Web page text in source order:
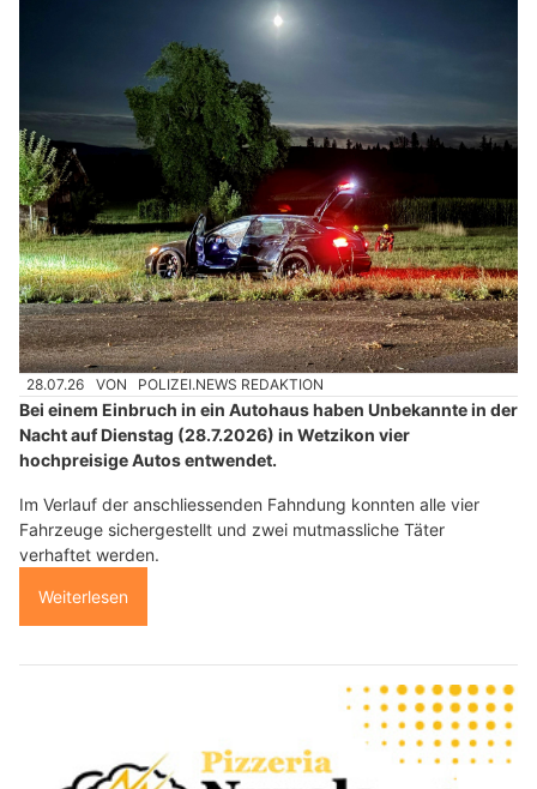
28.07.26 VON POLIZEI.NEWS REDAKTION
Bei einem Einbruch in ein Autohaus haben Unbekannte in der
Nacht auf Dienstag (28.7.2026) in Wetzikon vier
hochpreisige Autos entwendet.
Im Verlauf der anschliessenden Fahndung konnten alle vier
Fahrzeuge sichergestellt und zwei mutmassliche Täter
verhaftet werden.
Weiterlesen